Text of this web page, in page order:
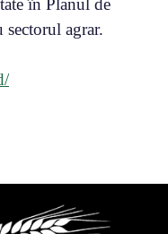
în Planul de
agrar.